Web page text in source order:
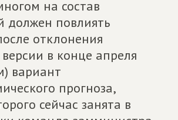
на состав
должен повлиять
отклонения
в конце апреля
вариант
прогноза,
сейчас занята в